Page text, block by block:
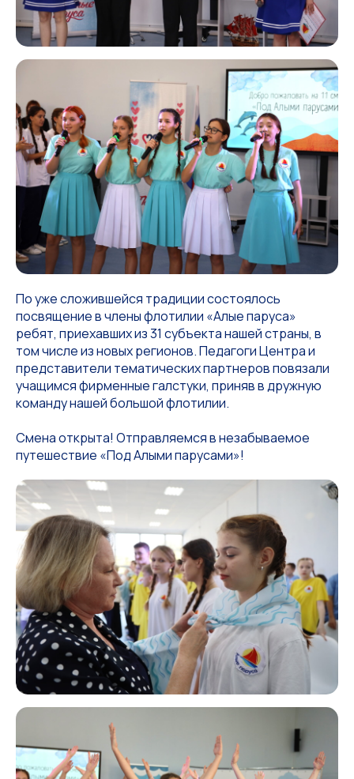
По уже сложившейся традиции состоялось
посвящение в члены флотилии «Алые паруса»
ребят, приехавших из 31 субъекта нашей страны, в
том числе из новых регионов. Педагоги Центра и
представители тематических партнеров повязали
учащимся фирменные галстуки, приняв в дружную
команду нашей большой флотилии.
Смена открыта! Отправляемся в незабываемое
путешествие «Под Алыми парусами»!